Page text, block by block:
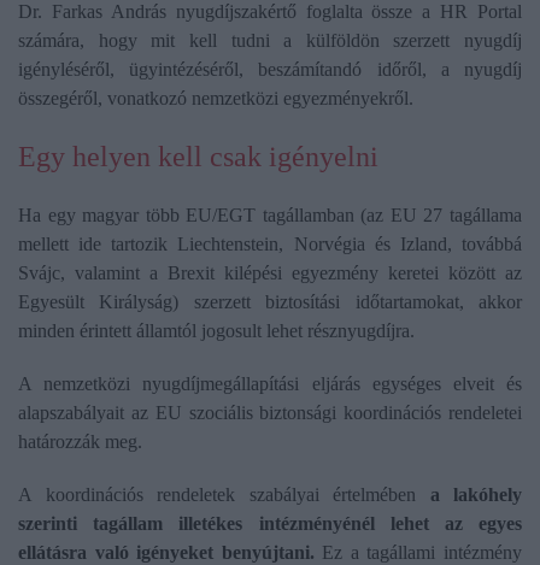
Dr. Farkas András nyugdíjszakértő foglalta össze a HR Portal
számára, hogy mit kell tudni a külföldön szerzett nyugdíj
igényléséről, ügyintézéséről, beszámítandó időről, a nyugdíj
összegéről, vonatkozó nemzetközi egyezményekről.
Egy helyen kell csak igényelni
Ha egy magyar több EU/EGT tagállamban (az EU 27 tagállama
mellett ide tartozik Liechtenstein, Norvégia és Izland, továbbá
Svájc, valamint a Brexit kilépési egyezmény keretei között az
Egyesült Királyság) szerzett biztosítási időtartamokat, akkor
minden érintett államtól jogosult lehet résznyugdíjra.
A nemzetközi nyugdíjmegállapítási eljárás egységes elveit és
alapszabályait az EU szociális biztonsági koordinációs rendeletei
határozzák meg.
A koordinációs rendeletek szabályai értelmében a lakóhely
szerinti tagállam illetékes intézményénél lehet az egyes
ellátásra való igényeket benyújtani. Ez a tagállami intézmény